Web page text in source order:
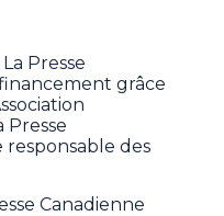
Presse
grâce
Presse
responsable des
Canadienne